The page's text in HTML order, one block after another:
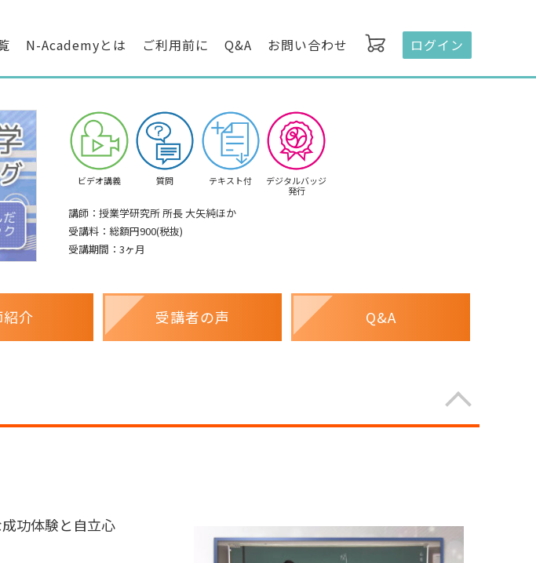
N-Academyとは ご利用前に Q&A お問い合わせ ログイン
ビデオ講義 質問 テキスト付
デジタルバッジ
発行
講師：授業学研究所 所長 大矢純ほか
受講料：総額円900(税抜)
受講期間：3ヶ月
介 受講者の声 Q&A
功体験と自立心